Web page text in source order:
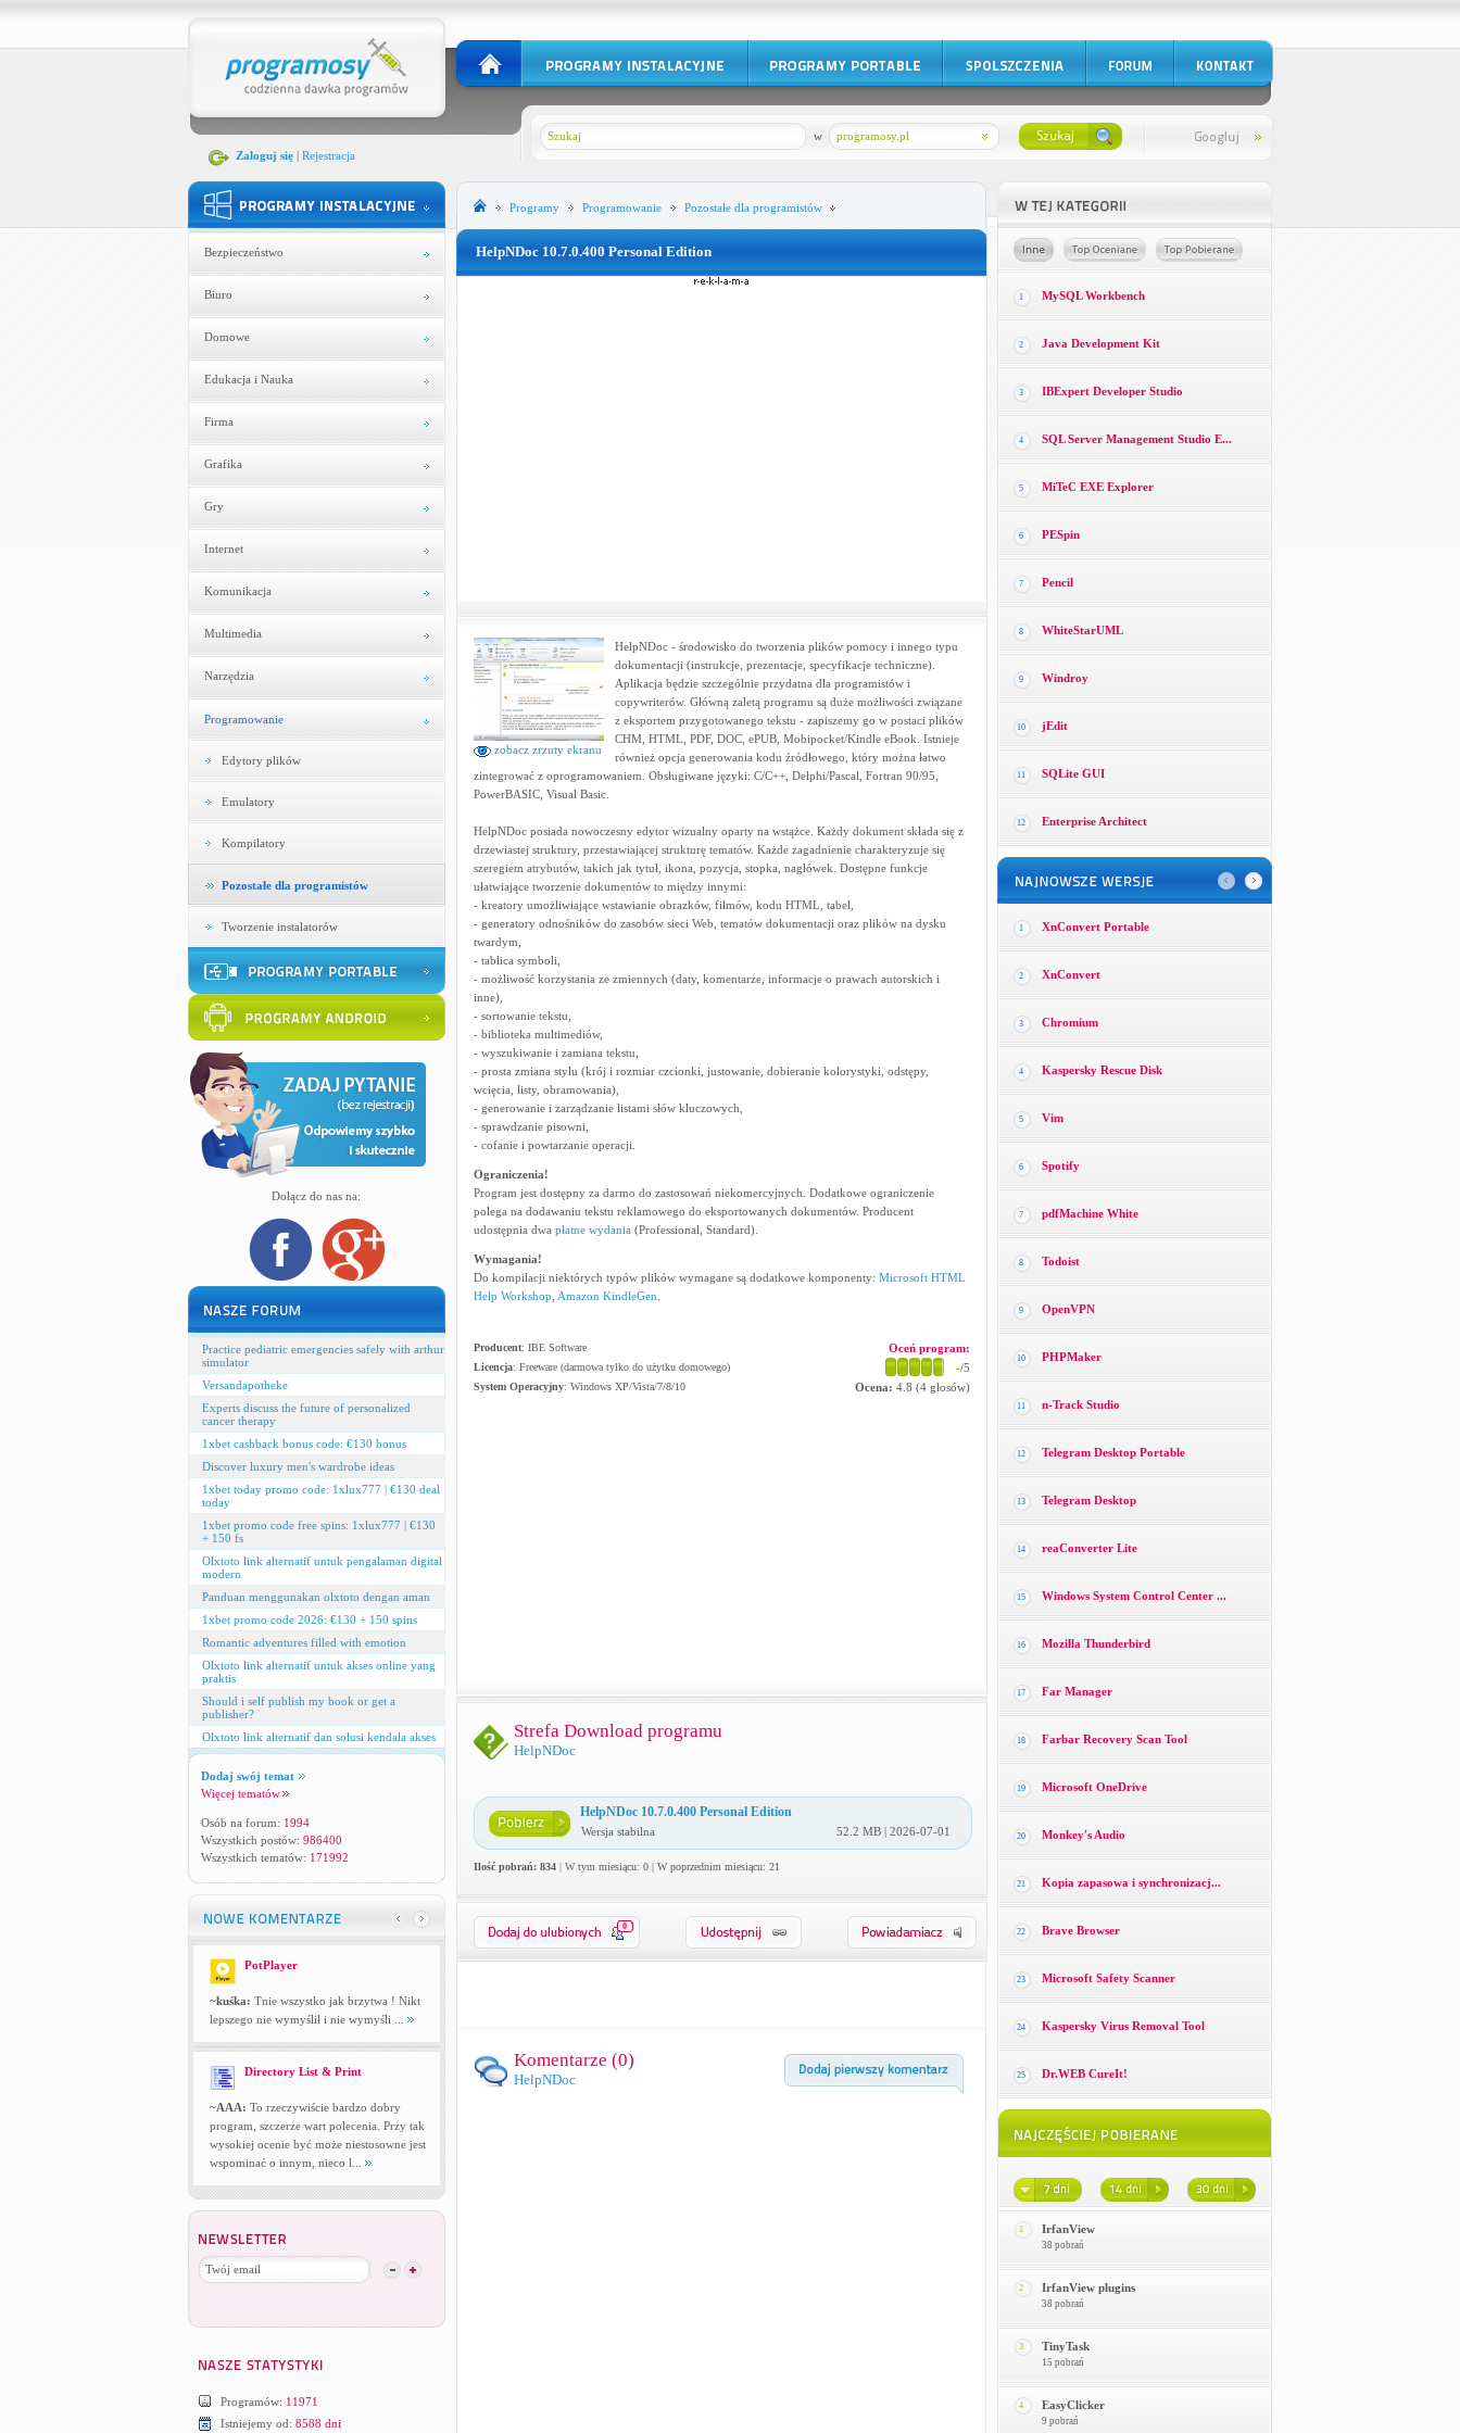
Zaloguj się| Rejestracja
programosy.pl
w
Bezpieczeństwo
Biuro
Domowe
Edukacja i Nauka
Firma
Grafika
Gry
Internet
Komunikacja
Multimedia
Narzędzia
Programowanie
Edytory plików
Emulatory
Kompilatory
Pozostałe dla programistów
Tworzenie instalatorów
Dołącz do nas na:
Practice pediatric emergencies safely with arthur
simulator
Versandapotheke
Experts discuss the future of personalized
cancer therapy
1xbet cashback bonus code: €130 bonus
Discover luxury men's wardrobe ideas
1xbet today promo code: 1xlux777 | €130 deal
today
1xbet promo code free spins: 1xlux777 | €130
+ 150 fs
Olxtoto link alternatif untuk pengalaman digital
modern
Panduan menggunakan olxtoto dengan aman
1xbet promo code 2026: €130 + 150 spins
Romantic adventures filled with emotion
Olxtoto link alternatif untuk akses online yang
praktis
Should i self publish my book or get a
publisher?
Olxtoto link alternatif dan solusi kendala akses
Dodaj swój temat
Więcej tematów
Osób na forum: 1994
Wszystkich postów: 986400
Wszystkich tematów: 171992
PotPlayer
~kuśka: Tnie wszystko jak brzytwa ! Nikt
lepszego nie wymyślił i nie wymyśli ...
Directory List & Print
~AAA: To rzeczywiście bardzo dobry
program, szczerze wart polecenia. Przy tak
wysokiej ocenie być może niestosowne jest
wspominać o innym, nieco l...
Programów: 11971
Istniejemy od: 8588 dni
Programy Programowanie Pozostałe dla programistów
HelpNDoc 10.7.0.400 Personal Edition
zobacz zrzuty ekranu
HelpNDoc - środowisko do tworzenia plików pomocy i innego typu
dokumentacji (instrukcje, prezentacje, specyfikacje techniczne).
Aplikacja będzie szczególnie przydatna dla programistów i
copywriterów. Główną zaletą programu są duże możliwości związane
z eksportem przygotowanego tekstu - zapiszemy go w postaci plików
CHM, HTML, PDF, DOC, ePUB, Mobipocket/Kindle eBook. Istnieje
również opcja generowania kodu źródłowego, który można łatwo
zintegrować z oprogramowaniem. Obsługiwane języki: C/C++, Delphi/Pascal, Fortran 90/95,
PowerBASIC, Visual Basic.
HelpNDoc posiada nowoczesny edytor wizualny oparty na wstążce. Każdy dokument składa się z
drzewiastej struktury, przestawiającej strukturę tematów. Każde zagadnienie charakteryzuje się
szeregiem atrybutów, takich jak tytuł, ikona, pozycja, stopka, nagłówek. Dostępne funkcje
ułatwiające tworzenie dokumentów to między innymi:
- kreatory umożliwiające wstawianie obrazków, filmów, kodu HTML, tabel,
- generatory odnośników do zasobów sieci Web, tematów dokumentacji oraz plików na dysku
twardym,
- tablica symboli,
- możliwość korzystania ze zmiennych (daty, komentarze, informacje o prawach autorskich i
inne),
- sortowanie tekstu,
- biblioteka multimediów,
- wyszukiwanie i zamiana tekstu,
- prosta zmiana stylu (krój i rozmiar czcionki, justowanie, dobieranie kolorystyki, odstępy,
wcięcia, listy, obramowania),
- generowanie i zarządzanie listami słów kluczowych,
- sprawdzanie pisowni,
- cofanie i powtarzanie operacji.
Ograniczenia!
Program jest dostępny za darmo do zastosowań niekomercyjnych. Dodatkowe ograniczenie
polega na dodawaniu tekstu reklamowego do eksportowanych dokumentów. Producent
udostępnia dwa płatne wydania(Professional, Standard).
Wymagania!
Do kompilacji niektórych typów plików wymagane są dodatkowe komponenty: Microsoft HTML
Help Workshop Amazon KindleGen
Producent: IBE Software
Licencja: Freeware (darmowa tylko do użytku domowego)
System Operacyjny: Windows XP/Vista/7/8/10
Oceń program:
-/5
Ocena: 4.8 (4głosów)
Strefa Download programu
HelpNDoc
HelpNDoc 10.7.0.400 Personal Edition
Wersja stabilna 52.2 MB | 2026-07-01
Ilość pobrań: 834| W tym miesiącu: 0 | W poprzednim miesiącu: 21
0
Komentarze (0)
HelpNDoc
1 MySQL Workbench
2 Java Development Kit
3 IBExpert Developer Studio
4 SQL Server Management Studio E...
5 MiTeC EXE Explorer
6 PESpin
7 Pencil
8 WhiteStarUML
9 Windroy
10 jEdit
11 SQLite GUI
12 Enterprise Architect
1 XnConvert Portable
2 XnConvert
3 Chromium
4 Kaspersky Rescue Disk
5 Vim
6 Spotify
7 pdfMachine White
8 Todoist
9 OpenVPN
10 PHPMaker
11 n-Track Studio
12 Telegram Desktop Portable
13 Telegram Desktop
14 reaConverter Lite
15 Windows System Control Center ...
16 Mozilla Thunderbird
17 Far Manager
18 Farbar Recovery Scan Tool
19 Microsoft OneDrive
20 Monkey′s Audio
21 Kopia zapasowa i synchronizacj...
22 Brave Browser
23 Microsoft Safety Scanner
24 Kaspersky Virus Removal Tool
25 Dr.WEB CureIt!
1 IrfanView
38 pobrań
2 IrfanView plugins
38 pobrań
3 TinyTask
15 pobrań
4 EasyClicker
9 pobrań